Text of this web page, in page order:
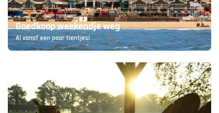
Goedkoop weekendje weg
Al vanaf een paar tientjes!